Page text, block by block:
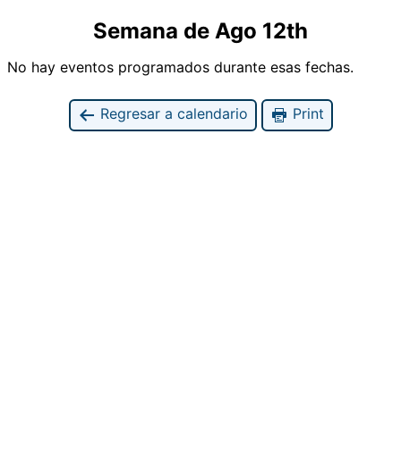
Semana de Ago 12th
No hay eventos programados durante esas fechas.
Regresar a calendario Print